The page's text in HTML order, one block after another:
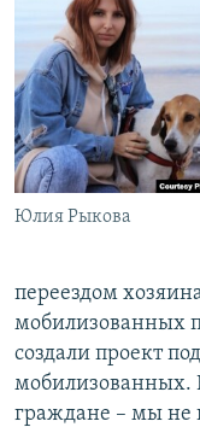
Юлия Рыкова
переездом
мобилизованных
создали проект
мобилизованных.
граждане – мы не